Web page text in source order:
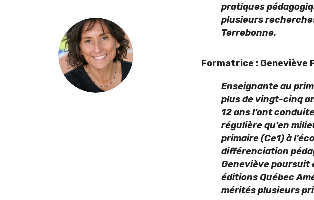
pratiques
plusieurs
Terrebonne.
Formatrice : Geneviève
Enseignante au
plus de vingt-cinq
12 ans l’ont
régulière qu’en
primaire (Ce1) à
différenciation
Geneviève poursuit
éditions Québec
mérités plusieurs